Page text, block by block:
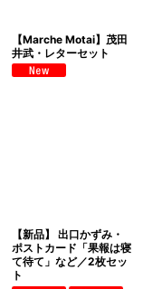
【Marche Motai】茂田
井武・レターセット
【新品】 出口かずみ・
ポストカード「果報は寝
て待て」など／2枚セッ
ト